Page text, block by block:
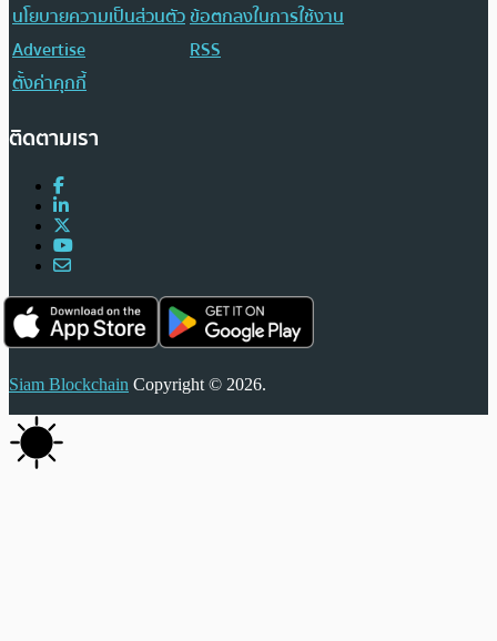
นโยบายความเป็นส่วนตัวข้อตกลงในการใช้งาน
Advertise
RSS
ตั้งค่าคุกกี้
ติดตามเรา
Siam Blockchain Copyright © 2026.